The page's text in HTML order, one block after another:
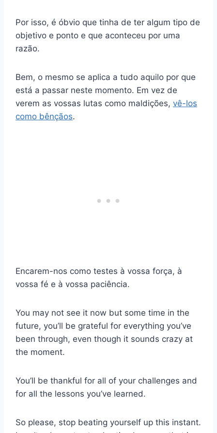
Por isso, é óbvio que tinha de ter algum tipo de
objetivo e ponto e que aconteceu por uma
razão.
Bem, o mesmo se aplica a tudo aquilo por que
está a passar neste momento. Em vez de
verem as vossas lutas como maldições, vê-los
como bênçãos.
Encarem-nos como testes à vossa força, à
vossa fé e à vossa paciência.
You may not see it now but some time in the
future, you’ll be grateful for everything you’ve
been through, even though it sounds crazy at
the moment.
You’ll be thankful for all of your challenges and
for all the lessons you’ve learned.
So please, stop beating yourself up this instant.